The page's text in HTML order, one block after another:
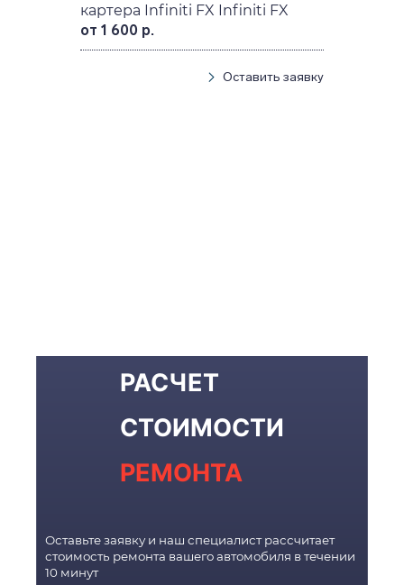
картера Infiniti FX Infiniti FX
от 1 600 р.
Оставить заявку
РАСЧЕТ
СТОИМОСТИ
РЕМОНТА
Оставьте заявку и наш специалист рассчитает
стоимость ремонта вашего автомобиля в течении
10 минут